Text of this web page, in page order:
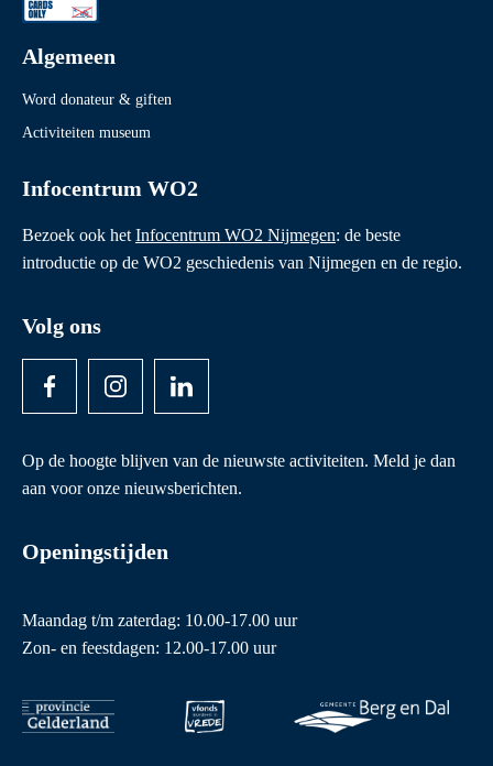
Algemeen
Word donateur & giften
Activiteiten museum
Infocentrum WO2
Bezoek ook het Infocentrum WO2 Nijmegen: de beste
introductie op de WO2 geschiedenis van Nijmegen en de regio.
Volg ons
Op de hoogte blijven van de nieuwste activiteiten. Meld je dan
aan voor onze nieuwsberichten.
Openingstijden
Maandag t/m zaterdag: 10.00-17.00 uur
Zon- en feestdagen: 12.00-17.00 uur